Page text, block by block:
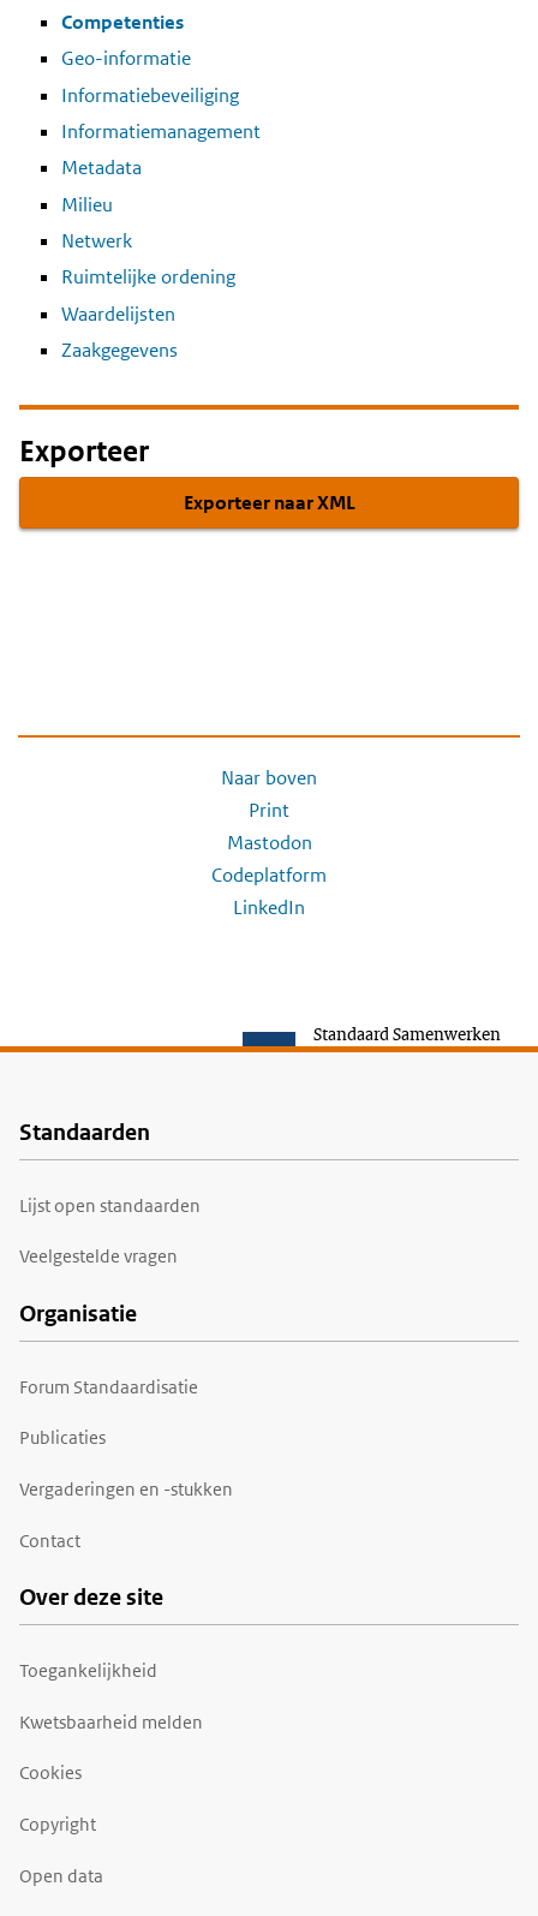
Competenties
Geo-informatie
Informatiebeveiliging
Informatiemanagement
Metadata
Milieu
Netwerk
Ruimtelijke ordening
Waardelijsten
Zaakgegevens
Exporteer
Exporteer naar XML
Naar boven
Print
Mastodon
Codeplatform
LinkedIn
Standaard Samenwerken
Voet
Standaarden
Lijst open standaarden
Veelgestelde vragen
Organisatie
Forum Standaardisatie
Publicaties
Vergaderingen en -stukken
Contact
Over deze site
Toegankelijkheid
Kwetsbaarheid melden
Cookies
Copyright
Open data